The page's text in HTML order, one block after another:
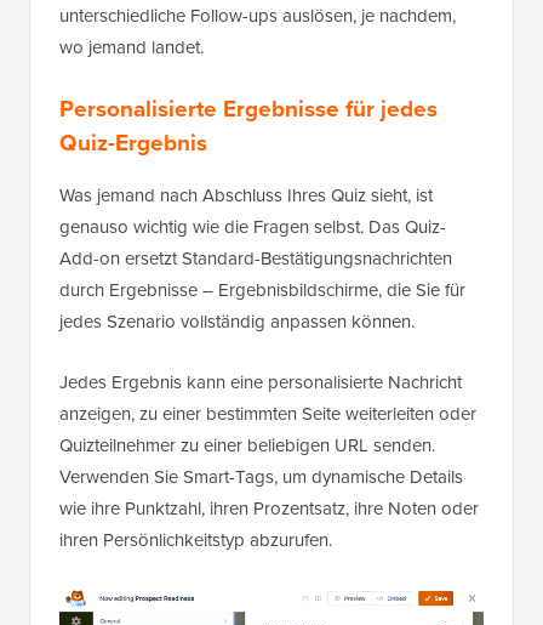
unterschiedliche Follow-ups auslösen, je nachdem,
wo jemand landet.
Personalisierte Ergebnisse für jedes
Quiz-Ergebnis
Was jemand nach Abschluss Ihres Quiz sieht, ist
genauso wichtig wie die Fragen selbst. Das Quiz-
Add-on ersetzt Standard-Bestätigungsnachrichten
durch Ergebnisse – Ergebnisbildschirme, die Sie für
jedes Szenario vollständig anpassen können.
Jedes Ergebnis kann eine personalisierte Nachricht
anzeigen, zu einer bestimmten Seite weiterleiten oder
Quizteilnehmer zu einer beliebigen URL senden.
Verwenden Sie Smart-Tags, um dynamische Details
wie ihre Punktzahl, ihren Prozentsatz, ihre Noten oder
ihren Persönlichkeitstyp abzurufen.